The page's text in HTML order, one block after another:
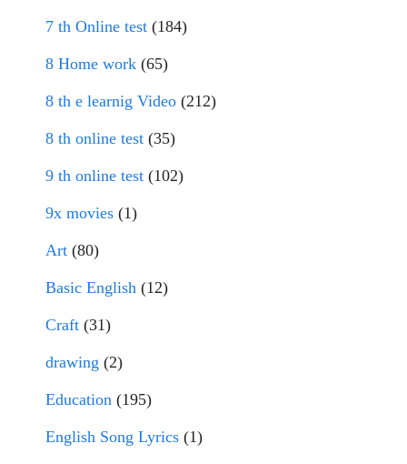
7 th Online test (184)
8 Home work (65)
8 th e learnig Video (212)
8 th online test (35)
9 th online test (102)
9x movies (1)
Art (80)
Basic English (12)
Craft (31)
drawing (2)
Education (195)
English Song Lyrics (1)